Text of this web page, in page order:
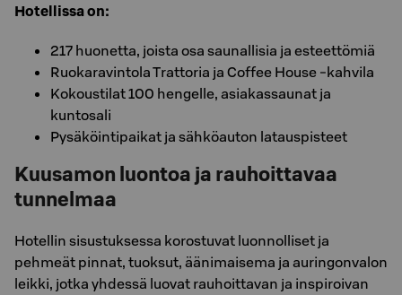
Hotellissa on:
217 huonetta, joista osa saunallisia ja esteettömiä
Ruokaravintola Trattoria ja Coffee House -kahvila
Kokoustilat 100 hengelle, asiakassaunat ja
kuntosali
Pysäköintipaikat ja sähköauton latauspisteet
Kuusamon luontoa ja rauhoittavaa
tunnelmaa
Hotellin sisustuksessa korostuvat luonnolliset ja
pehmeät pinnat, tuoksut, äänimaisema ja auringonvalon
leikki, jotka yhdessä luovat rauhoittavan ja inspiroivan